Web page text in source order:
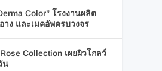
Color” โรงงานผลิต
าง และเมคอัพครบวงจร
Collection เผยผิวโกลว์
น